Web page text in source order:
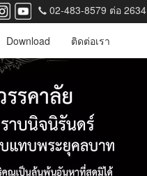
02-483-8579 ต่อ 2634
Download ติดต่อเรา